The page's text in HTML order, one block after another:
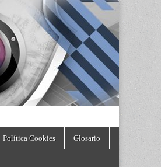
Política Cookies Glosario